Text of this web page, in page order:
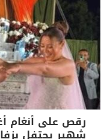
رقص على أنغام
شهير يحتفل